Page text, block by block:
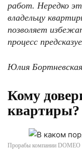
работ. Нередко
владельцу
позволяет
процесс
Юлия
Кому
квартиры?
Прорабы компании DOMEO